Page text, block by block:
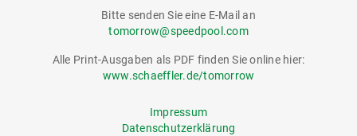
Bitte senden Sie eine E-Mail an
tomorrow@speedpool.com
Alle Print-Ausgaben als PDF finden Sie online hier:
www.schaeffler.de/tomorrow
Impressum
Datenschutzerklärung